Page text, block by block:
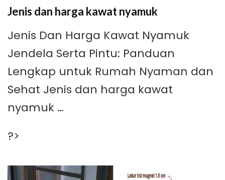
Jenis dan harga kawat nyamuk
Jenis Dan Harga Kawat Nyamuk
Jendela Serta Pintu: Panduan
Lengkap untuk Rumah Nyaman dan
Sehat Jenis dan harga kawat
nyamuk …
?>